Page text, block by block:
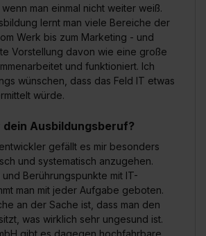
man einmal nicht weiter weiß.
lernt man viele Bereiche der
Werk bis zum Marketing - und
Vorstellung davon wie eine große
und funktioniert. Ich
wünschen, dass das Feld IT etwas
würde.
Ausbildungsberuf?
gefällt es mir besonders
und systematisch anzugehen.
Berührungspunkte mit IT-
man mit jeder Aufgabe geboten.
an der Sache ist, dass man den
was wirklich sehr ungesund ist.
gibt es dagegen hochfahrbare